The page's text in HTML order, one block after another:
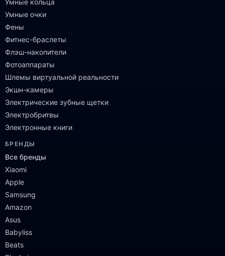
Умные кольца
Умные очки
Фены
Фитнес-браслеты
Флэш-накопители
Фотоаппараты
Шлемы виртуальной реальности
Экшн-камеры
Электрические зубные щетки
Электробритвы
Электронные книги
БРЕНДЫ
Все бренды
Xiaomi
Apple
Samsung
Amazon
Asus
Babyliss
Beats